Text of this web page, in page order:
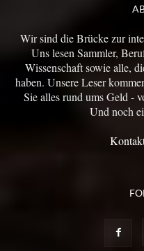
Wir sind die Brücke zur
Uns lesen Sammler,
Wissenschaft sowie alle,
haben. Unsere Leser
Sie alles rund ums Geld -
Und noch